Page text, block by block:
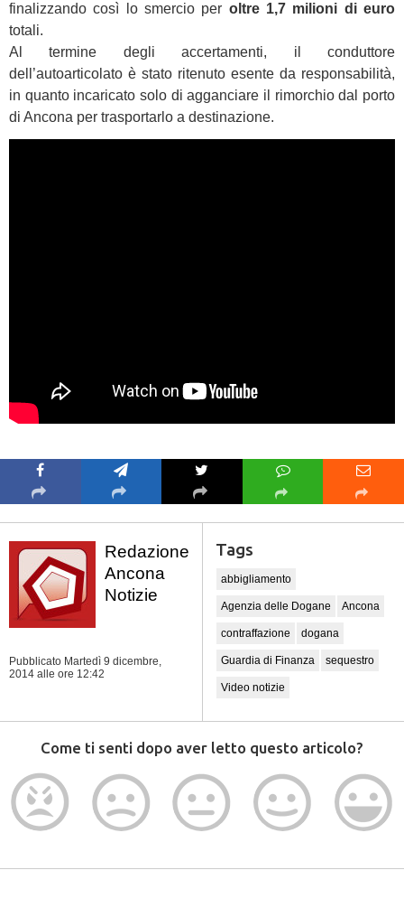
finalizzando così lo smercio per oltre 1,7 milioni di euro
totali.
Al termine degli accertamenti, il conduttore
dell’autoarticolato è stato ritenuto esente da responsabilità,
in quanto incaricato solo di agganciare il rimorchio dal porto
di Ancona per trasportarlo a destinazione.
Redazione
Ancona
Notizie
Pubblicato Martedì 9 dicembre,
2014 alle ore 12:42
Tags
abbigliamento
Agenzia delle Dogane Ancona
contraffazione dogana
Guardia di Finanza sequestro
Video notizie
Come ti senti dopo aver letto questo articolo?